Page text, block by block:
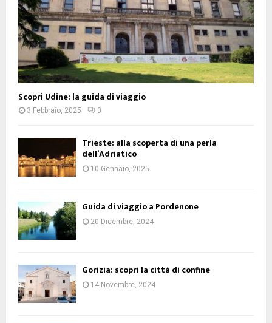
Scopri Udine: la guida di viaggio
3 Febbraio, 2025 0
Trieste: alla scoperta di una perla
dell’Adriatico
10 Gennaio, 2025
Guida di viaggio a Pordenone
20 Dicembre, 2024
Gorizia: scopri la città di confine
14 Novembre, 2024